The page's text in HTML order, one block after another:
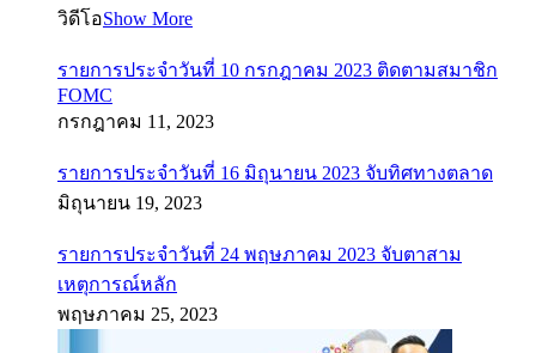
วิดีโอShow More
รายการประจำวันที่ 10 กรกฎาคม 2023 ติดตามสมาชิก
FOMC
กรกฎาคม 11, 2023
รายการประจำวันที่ 16 มิถุนายน 2023 จับทิศทางตลาด
มิถุนายน 19, 2023
รายการประจำวันที่ 24 พฤษภาคม 2023 จับตาสาม
เหตุการณ์หลัก
พฤษภาคม 25, 2023